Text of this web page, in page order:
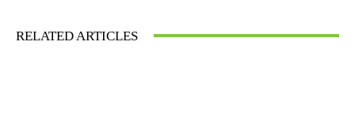
RELATED ARTICLES